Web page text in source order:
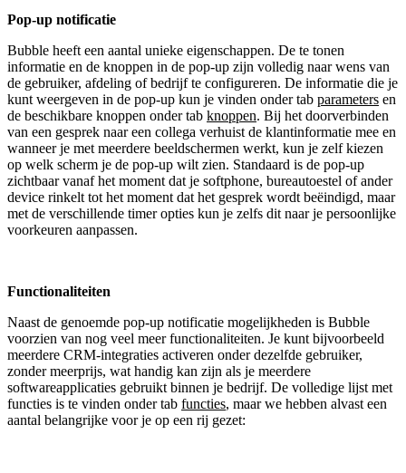
Pop-up notificatie
Bubble heeft een aantal unieke eigenschappen. De te tonen
informatie en de knoppen in de pop-up zijn volledig naar wens van
de gebruiker, afdeling of bedrijf te configureren. De informatie die je
kunt weergeven in de pop-up kun je vinden onder tab parameters en
de beschikbare knoppen onder tab knoppen. Bij het doorverbinden
van een gesprek naar een collega verhuist de klantinformatie mee en
wanneer je met meerdere beeldschermen werkt, kun je zelf kiezen
op welk scherm je de pop-up wilt zien. Standaard is de pop-up
zichtbaar vanaf het moment dat je softphone, bureautoestel of ander
device rinkelt tot het moment dat het gesprek wordt beëindigd, maar
met de verschillende timer opties kun je zelfs dit naar je persoonlijke
voorkeuren aanpassen.
Functionaliteiten
Naast de genoemde pop-up notificatie mogelijkheden is Bubble
voorzien van nog veel meer functionaliteiten. Je kunt bijvoorbeeld
meerdere CRM-integraties activeren onder dezelfde gebruiker,
zonder meerprijs, wat handig kan zijn als je meerdere
softwareapplicaties gebruikt binnen je bedrijf. De volledige lijst met
functies is te vinden onder tab functies, maar we hebben alvast een
aantal belangrijke voor je op een rij gezet: